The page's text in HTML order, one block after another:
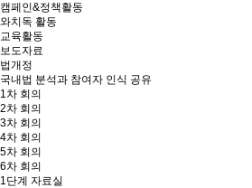
캠페인&정책활동
와치독 활동
교육활동
보도자료
법개정
국내법 분석과 참여자 인식 공유
1차 회의
2차 회의
3차 회의
4차 회의
5차 회의
6차 회의
1단계 자료실